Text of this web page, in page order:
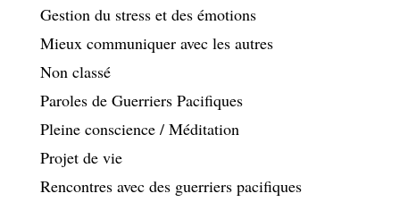
Gestion du stress et des émotions
Mieux communiquer avec les autres
Non classé
Paroles de Guerriers Pacifiques
Pleine conscience / Méditation
Projet de vie
Rencontres avec des guerriers pacifiques